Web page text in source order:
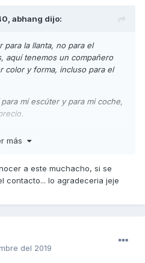
abhang dijo:
para la llanta, no para el
aquí tenemos un compañero
color y forma, incluso para el
mi escúter y para mi coche,
más
a este muchacho, si se
contacto... lo agradeceria jeje
del 2019